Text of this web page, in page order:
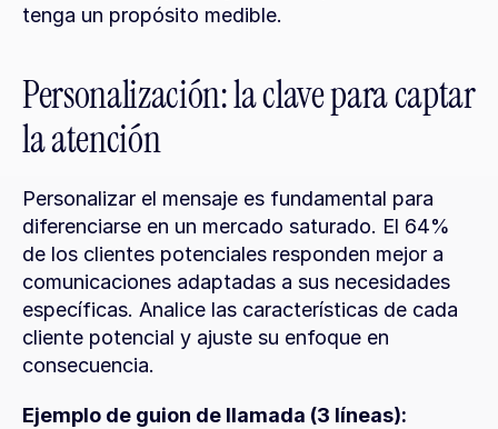
tenga un propósito medible.
Personalización: la clave para captar
la atención
Personalizar el mensaje es fundamental para
diferenciarse en un mercado saturado. El 64%
de los clientes potenciales responden mejor a
comunicaciones adaptadas a sus necesidades
específicas. Analice las características de cada
cliente potencial y ajuste su enfoque en
consecuencia.
Ejemplo de guion de llamada (3 líneas):